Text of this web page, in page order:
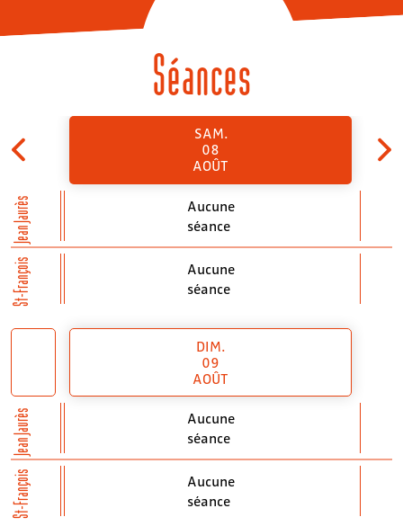
Séances
Jean Jaurès
St-François
SAM.
08
AOÛT
Aucune
séance
Aucune
séance
Jean Jaurès
St-François
DIM.
09
AOÛT
Aucune
séance
Aucune
séance